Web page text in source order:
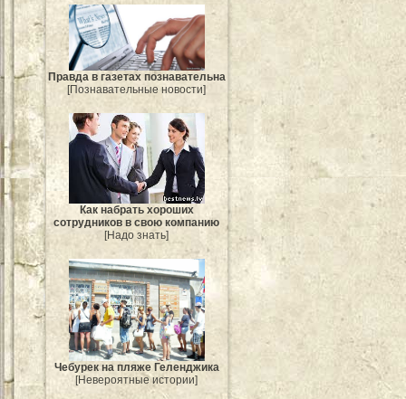
Правда в газетах познавательна
[Познавательные новости]
Как набрать хороших
сотрудников в свою компанию
[Надо знать]
Чебурек на пляже Геленджика
[Невероятные истории]